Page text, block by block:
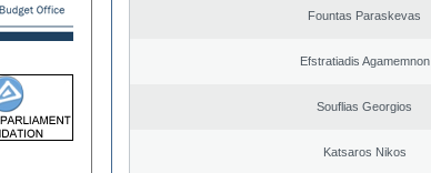
Fountas Paraskevas
Efstratiadis Agamemnon
Souflias Georgios
Katsaros Nikos